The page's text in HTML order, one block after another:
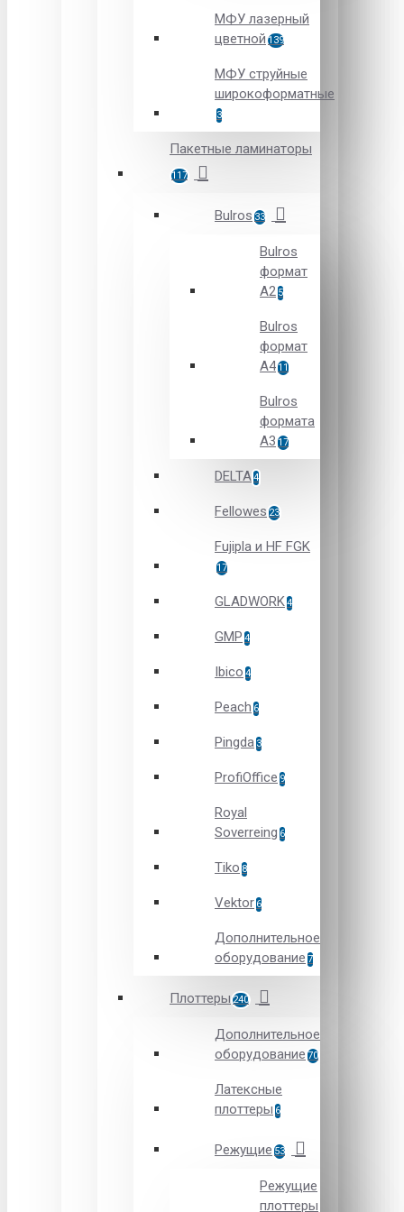
МФУ лазерный
цветной 139
МФУ струйные
широкоформатные
3
Пакетные ламинаторы
117
Bulros 33
Bulros
формат
A2 5
Bulros
формат
A411
Bulros
формата
А3 17
DELTA4
Fellowes 23
Fujipla и HF FGK
17
GLADWORK4
GMP 4
Ibico 4
Peach 6
Pingda 3
ProfiOffice 9
Royal
Soverreing 6
Tiko 8
Vektor 6
Дополнительное
оборудование 7
Плоттеры 240
Дополнительное
оборудование 70
Латексные
плоттеры 6
Режущие 53
Режущие
плоттеры